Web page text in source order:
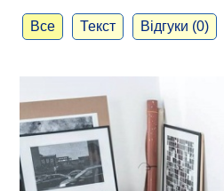
Все Текст Відгуки (0)